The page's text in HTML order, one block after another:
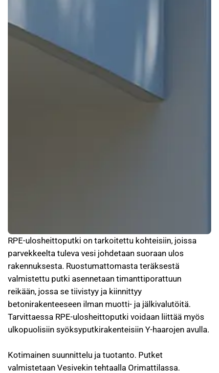
RPE-ulosheittoputki on tarkoitettu kohteisiin, joissa
parvekkeelta tuleva vesi johdetaan suoraan ulos
rakennuksesta. Ruostumattomasta teräksestä
valmistettu putki asennetaan timanttiporattuun
reikään, jossa se tiivistyy ja kiinnittyy
betonirakenteeseen ilman muotti- ja jälkivalutöitä.
Tarvittaessa RPE-ulosheittoputki voidaan liittää myös
ulkopuolisiin syöksyputkirakenteisiin Y-haarojen avulla.
Kotimainen suunnittelu ja tuotanto. Putket
valmistetaan Vesivekin tehtaalla Orimattilassa.